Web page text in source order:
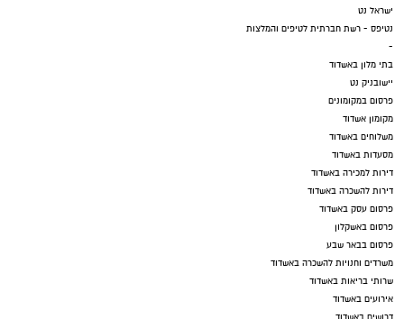
ישראל נט
נטיפס - רשת חברתית לטיפים והמלצות
-
בתי מלון באשדוד
יישובניק נט
פרסום במקומונים
מקומון אשדוד
משלוחים באשדוד
מסעדות באשדוד
דירות למכירה באשדוד
דירות להשכרה באשדוד
פרסום עסק באשדוד
פרסום באשקלון
פרסום בבאר שבע
משרדים וחנויות להשכרה באשדוד
שרותי בריאות באשדוד
אירועים באשדוד